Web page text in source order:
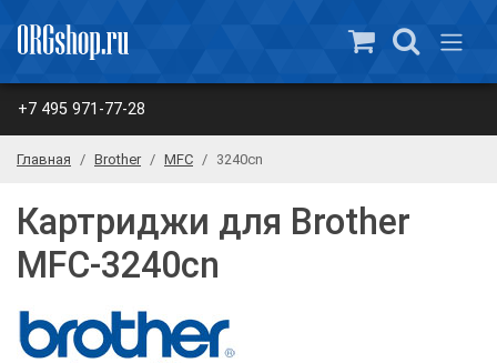
+7 495 971-77-28
Главная Brother MFC 3240cn
Картриджи для Brother
MFC-3240cn